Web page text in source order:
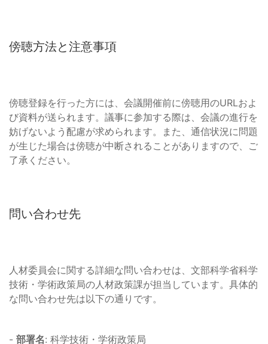
傍聴方法と注意事項
傍聴登録を行った方には、会議開催前に傍聴用のURLおよ
び資料が送られます。議事に参加する際は、会議の進行を
妨げないよう配慮が求められます。また、通信状況に問題
が生じた場合は傍聴が中断されることがありますので、ご
了承ください。
問い合わせ先
人材委員会に関する詳細な問い合わせは、文部科学省科学
技術・学術政策局の人材政策課が担当しています。具体的
な問い合わせ先は以下の通りです。
- 部署名: 科学技術・学術政策局